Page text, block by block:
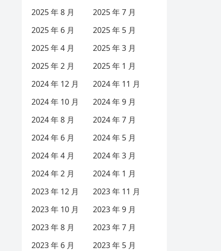
2025 年 8 月
2025 年 7 月
2025 年 6 月
2025 年 5 月
2025 年 4 月
2025 年 3 月
2025 年 2 月
2025 年 1 月
2024 年 12 月
2024 年 11 月
2024 年 10 月
2024 年 9 月
2024 年 8 月
2024 年 7 月
2024 年 6 月
2024 年 5 月
2024 年 4 月
2024 年 3 月
2024 年 2 月
2024 年 1 月
2023 年 12 月
2023 年 11 月
2023 年 10 月
2023 年 9 月
2023 年 8 月
2023 年 7 月
2023 年 6 月
2023 年 5 月